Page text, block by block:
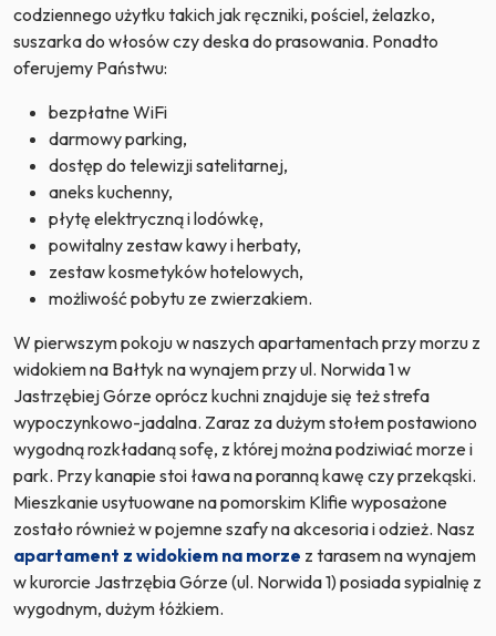
codziennego użytku takich jak ręczniki, pościel, żelazko,
suszarka do włosów czy deska do prasowania. Ponadto
oferujemy Państwu:
bezpłatne WiFi
darmowy parking,
dostęp do telewizji satelitarnej,
aneks kuchenny,
płytę elektryczną i lodówkę,
powitalny zestaw kawy i herbaty,
zestaw kosmetyków hotelowych,
możliwość pobytu ze zwierzakiem.
W pierwszym pokoju w naszych apartamentach przy morzu z
widokiem na Bałtyk na wynajem przy ul. Norwida 1 w
Jastrzębiej Górze oprócz kuchni znajduje się też strefa
wypoczynkowo-jadalna. Zaraz za dużym stołem postawiono
wygodną rozkładaną sofę, z której można podziwiać morze i
park. Przy kanapie stoi ława na poranną kawę czy przekąski.
Mieszkanie usytuowane na pomorskim Klifie wyposażone
zostało również w pojemne szafy na akcesoria i odzież. Nasz
apartament z widokiem na morze z tarasemna wynajem
w kurorcie Jastrzębia Górze (ul. Norwida 1) posiada sypialnię z
wygodnym, dużym łóżkiem.